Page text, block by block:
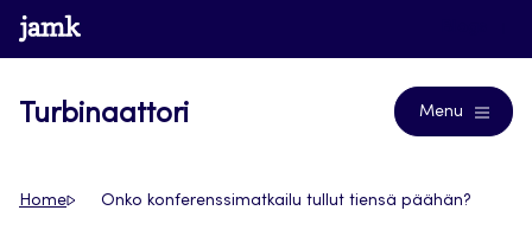
Siirry
suoraan
www.jamk.fi
Turbinaattori Menu
Home Onko konferenssimatkailu tullut tiensä päähän?